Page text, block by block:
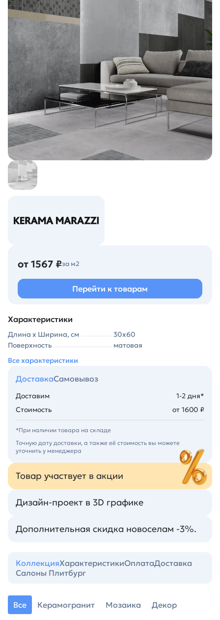
от 1567 ₽за м2
Перейти к товарам
Характеристики
Длина х Ширина, см
30х60
Поверхность
матовая
Все характеристики
ДоставкаСамовывоз
Доставим
1-2 дня*
Стоимость
от 1600 ₽
*При наличии товара на складе
Точную дату доставки, а также её стоимость вы можете
уточнить у менеджера
Товар участвует в акции
Дизайн-проект в 3D графике
Дополнительная скидка новоселам -3%.
КоллекцияХарактеристикиОплатаДоставка
Салоны Плитбург
Все Керамогранит Мозаика Декор